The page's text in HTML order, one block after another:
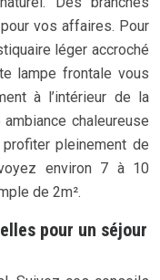
vos affaires. Pour
léger accroché
lampe frontale vous
à l’intérieur de la
chaleureuse
pleinement de
environ 7 à 10
de 2m².
pour un séjour